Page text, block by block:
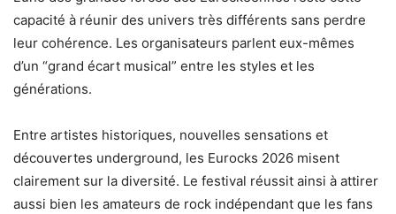
capacité à réunir des univers très différents sans perdre
leur cohérence. Les organisateurs parlent eux-mêmes
d’un “grand écart musical” entre les styles et les
générations.
Entre artistes historiques, nouvelles sensations et
découvertes underground, les Eurocks 2026 misent
clairement sur la diversité. Le festival réussit ainsi à attirer
aussi bien les amateurs de rock indépendant que les fans